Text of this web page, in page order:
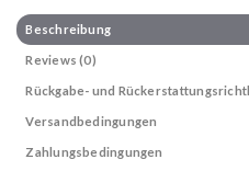
Beschreibung
Reviews (0)
Rückgabe- und
Versandbedingungen
Zahlungsbedingungen